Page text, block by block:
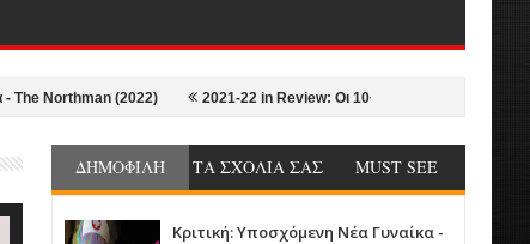
(2022) 2021-22 in Review: Οι 10+1 Καλύτερες ταινίες της σεζόν
ΔΗΜΟΦΙΛΗ ΤΑ ΣΧΟΛΙΑ ΣΑΣ MUST SEE
Κριτική: Υποσχόμενη Νέα Γυναίκα -